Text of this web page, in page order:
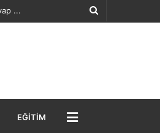
Arama
EĞITIM MENÜ